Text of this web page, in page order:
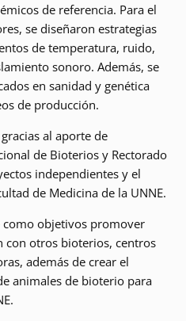
de referencia. Para el
se diseñaron estrategias
de temperatura, ruido,
sonoro. Además, se
en sanidad y genética
de producción.
al aporte de
de Bioterios y Rectorado
independientes y el
de Medicina de la UNNE.
objetivos promover
con otros bioterios, centros
además de crear el
animales de bioterio para